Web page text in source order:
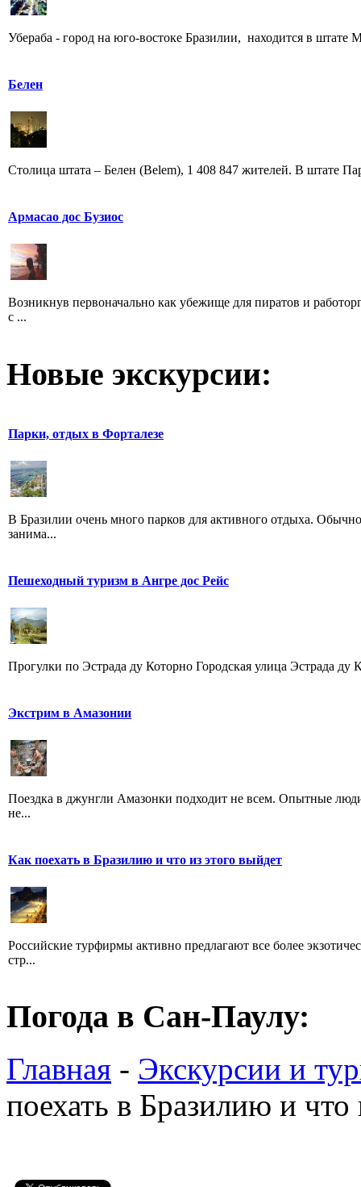
Убераба - город на юго-востоке Бразилии, находится в штате
Белен
Столица штата – Белен (Belem), 1 408 847 жителей. В штате
Армасао дос Бузиос
Возникнув первоначально как убежище для пиратов и
с ...
Новые экскурсии:
Парки, отдых в Форталезе
В Бразилии очень много парков для активного отдыха.
занима...
Пешеходный туризм в Ангрe дос Рейс
Прогулки по Эстрада ду Которно Городская улица Эстрада
Экстрим в Амазонии
Поездка в джунгли Амазонки подходит не всем. Опытные
не...
Как поехать в Бразилию и что из этого выйдет
Российские турфирмы активно предлагают все более
стр...
Погода в Сан-Паулу:
Главная - Экскурсии и
поехать в Бразилию и что